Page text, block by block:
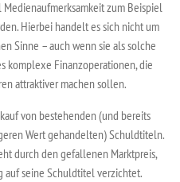
zum Beispiel
Hierbei handelt es sich nicht um
Sinne – auch wenn sie als solche
komplexe Finanzoperationen, die
attraktiver machen sollen.
von bestehenden (und bereits
Wert gehandelten) Schuldtiteln.
durch den gefallenen Marktpreis,
seine Schuldtitel verzichtet.